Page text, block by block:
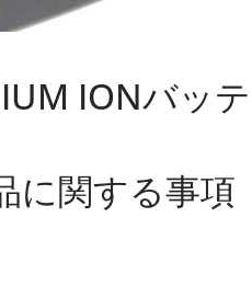
IONバッ
に関する事項